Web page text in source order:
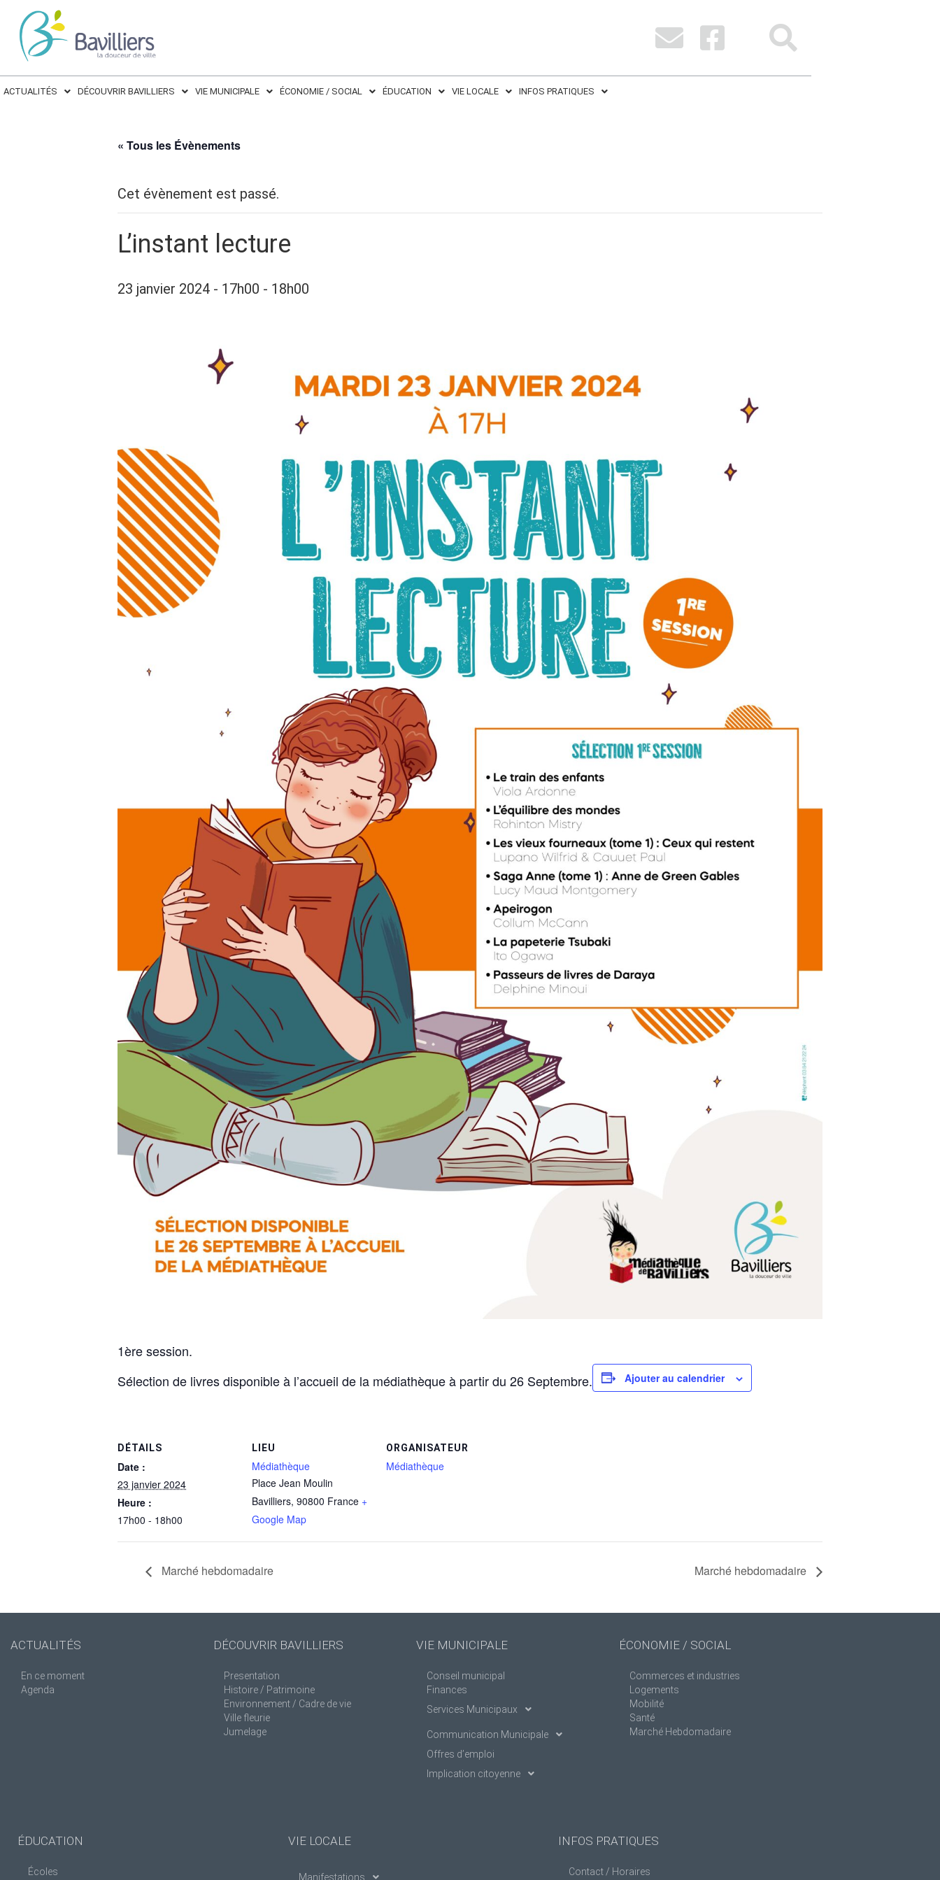
ACTUALITÉS DÉCOUVRIR BAVILLIERS VIE MUNICIPALE ÉCONOMIE / SOCIAL ÉDUCATION VIE LOCALE INFOS PRATIQUES
« Tous les Évènements
Cet évènement est passé.
L’instant lecture
23 janvier 2024 - 17h00 - 18h00
1ère session.
Sélection de livres disponible à l’accueil de la médiathèque à partir du 26 Septembre.
Ajouter au calendrier
DÉTAILS
Date :
23 janvier 2024
Heure :
17h00 - 18h00
LIEU
Médiathèque
Place Jean Moulin
Bavilliers, 90800 France +
Google Map
ORGANISATEUR
Médiathèque
Marché hebdomadaire Marché hebdomadaire
ACTUALITÉS
En ce moment
Agenda
DÉCOUVRIR BAVILLIERS
Presentation
Histoire / Patrimoine
Environnement / Cadre de vie
Ville fleurie
Jumelage
VIE MUNICIPALE
Conseil municipal
Finances
Services Municipaux
Communication Municipale
Offres d’emploi
Implication citoyenne
ÉCONOMIE / SOCIAL
Commerces et industries
Logements
Mobilité
Santé
Marché Hebdomadaire
ÉDUCATION
Écoles
VIE LOCALE
Manifestations
INFOS PRATIQUES
Contact / Horaires